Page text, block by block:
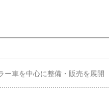
ー車を中心に整備・販売を展開